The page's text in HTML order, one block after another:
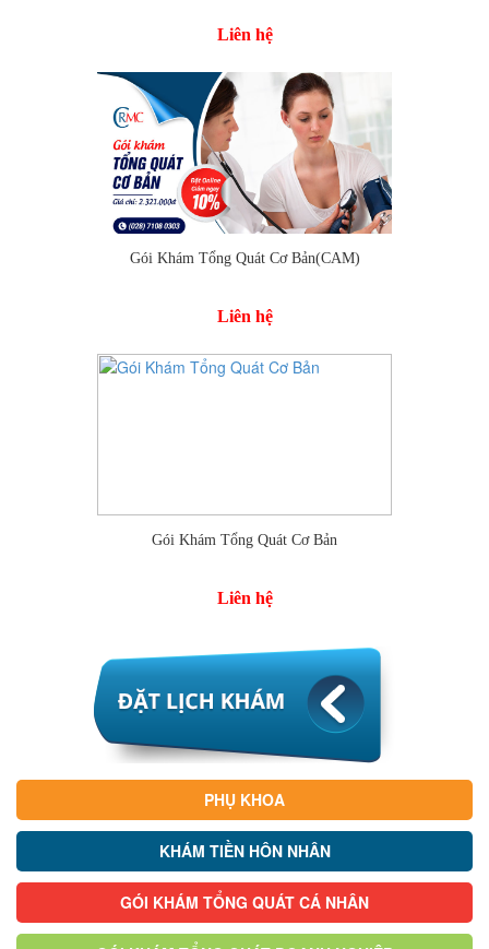
Liên hệ
Gói Khám Tổng Quát Cơ Bản(CAM)
Liên hệ
Gói Khám Tổng Quát Cơ Bản
Liên hệ
PHỤ KHOA
KHÁM TIỀN HÔN NHÂN
GÓI KHÁM TỔNG QUÁT CÁ NHÂN